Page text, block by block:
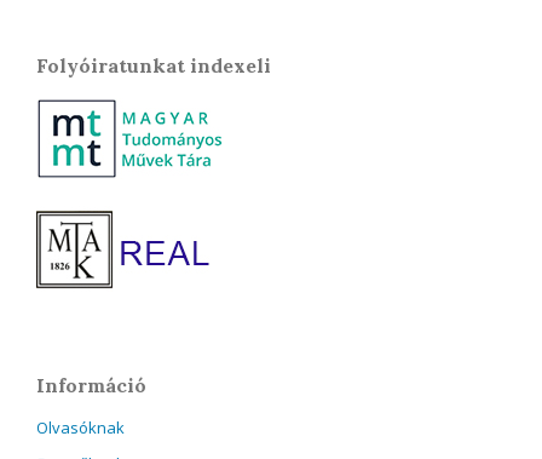
Folyóiratunkat indexeli
Információ
Olvasóknak